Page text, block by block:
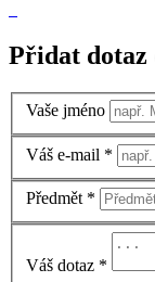
Přidat dotaz
Vaše jméno
Váš e-mail *
Předmět *
Váš dotaz *